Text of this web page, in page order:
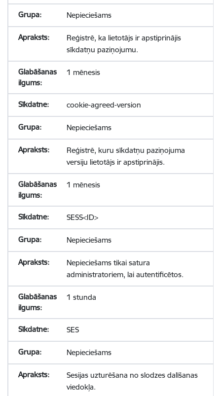
Nepieciešams
Reģistrē, ka lietotājs ir apstiprinājis
sīkdatņu paziņojumu.
1 mēnesis
cookie-agreed-version
Nepieciešams
Reģistrē, kuru sīkdatņu paziņojuma
versiju lietotājs ir apstiprinājis.
1 mēnesis
SESS<ID>
Nepieciešams
Nepieciešams tikai satura
administratoriem, lai autentificētos.
1 stunda
SES
Nepieciešams
Sesijas uzturēšana no slodzes dalīšanas
viedokļa.